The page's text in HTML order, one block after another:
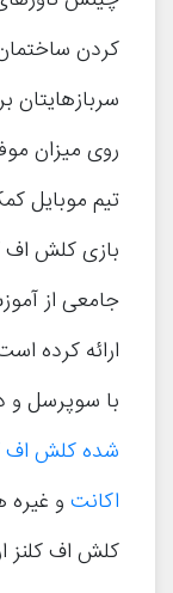
کردن
سربازهایتان
روی میزان
تیم موبایل
جامعی از
ارائه کرده
با سوپرسل
شده کلش اف
اکانت و
کلش اف کلنز